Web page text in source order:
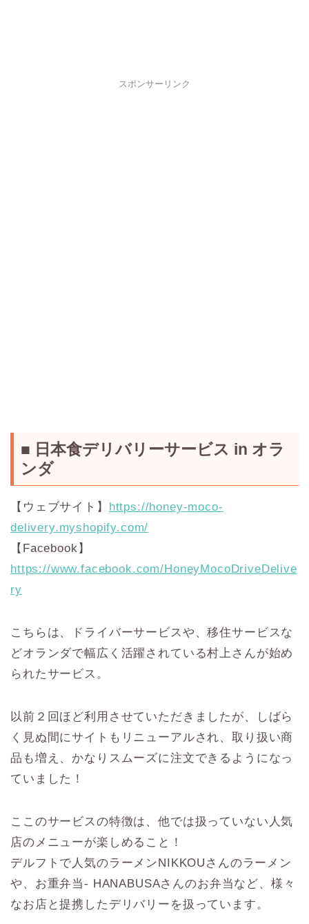
スポンサーリンク
■ 日本食デリバリーサービス in オラ
ンダ
【ウェブサイト】 https://honey-moco-
delivery.myshopify.com/
【Facebook】
https://www.facebook.com/HoneyMocoDriveDelive
ry
こちらは、ドライバーサービスや、移住サービスな
どオランダで幅広く活躍されている村上さんが始め
られたサービス。
以前２回ほど利用させていただきましたが、しばら
く見ぬ間にサイトもリニューアルされ、取り扱い商
品も増え、かなりスムーズに注文できるようになっ
ていました！
ここのサービスの特徴は、他では扱っていない人気
店のメニューが楽しめること！
デルフトで人気のラーメンNIKKOUさんのラーメン
や、お重弁当- HANABUSAさんのお弁当など、様々
なお店と提携したデリバリーを扱っています。